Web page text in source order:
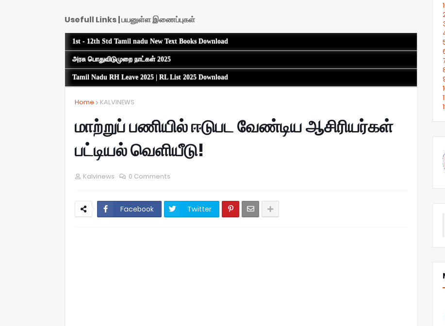
Usefull Links | பயனுள்ள இணைப்புகள்
1st - 12th Std Tamil nadu New Text Books Download
அரசு பொதுவிடுமுறை நாட்கள் 2025
Tamil Nadu RH Leave 2025 | RL List 2025 Download
Home KALVINEWS
மாற்றுப் பணியில் ஈடுபட வேண்டிய ஆசிரியர்கள்
பட்டியல் வெளியீடு!
Kalvinews 0 Comments
Facebook Twitter